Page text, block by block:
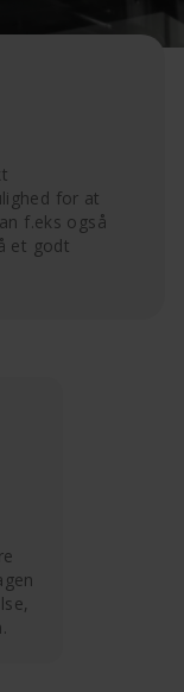
for at
f.eks også
et godt